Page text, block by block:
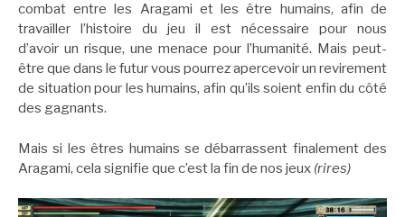
combat entre les Aragami et les être humains, afin de
travailler l’histoire du jeu il est nécessaire pour nous
d’avoir un risque, une menace pour l’humanité. Mais peut-
être que dans le futur vous pourrez apercevoir un revirement
de situation pour les humains, afin qu’ils soient enfin du côté
des gagnants.
Mais si les êtres humains se débarrassent finalement des
Aragami, cela signifie que c’est la fin de nos jeux (rires)